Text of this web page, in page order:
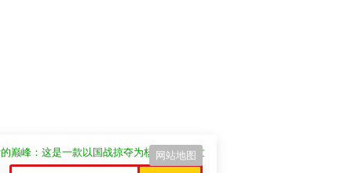
巅峰：这是一款以国战掠夺为核心的开放世
网站地图